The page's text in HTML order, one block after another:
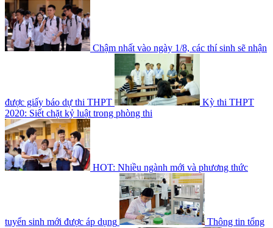
Chậm nhất vào ngày 1/8, các thí sinh sẽ nhận
được giấy báo dự thi THPT
Kỳ thi THPT
2020: Siết chặt kỷ luật trong phòng thi
HOT: Nhiều ngành mới và phương thức
tuyển sinh mới được áp dụng Thông tin tổng